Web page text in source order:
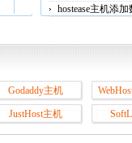
hostease主机添
Godaddy主机
JustHost主机